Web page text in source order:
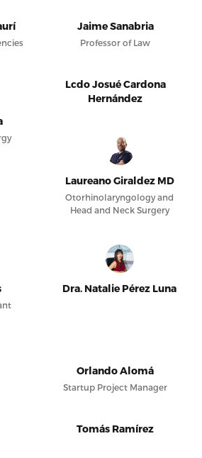
Jaime Sanabria
Professor of Law
Lcdo Josué Cardona
Hernández
Laureano Giraldez MD
Otorhinolaryngology and
Head and Neck Surgery
Dra. Natalie Pérez Luna
Orlando Alomá
Startup Project Manager
Tomás Ramírez